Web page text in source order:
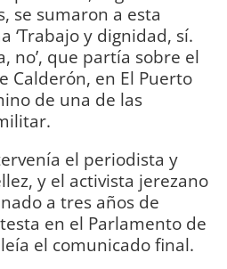
se sumaron a esta
‘Trabajo y dignidad, sí.
no’, que partía sobre el
Calderón, en El Puerto
de una de las
el periodista y
y el activista jerezano
a tres años de
en el Parlamento de
el comunicado final.